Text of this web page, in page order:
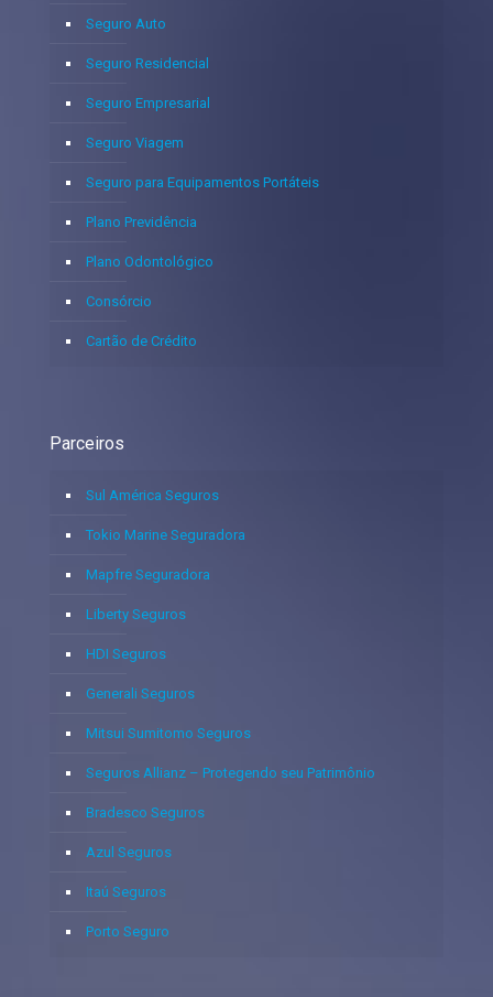
Seguro Auto
Seguro Residencial
Seguro Empresarial
Seguro Viagem
Seguro para Equipamentos Portáteis
Plano Previdência
Plano Odontológico
Consórcio
Cartão de Crédito
Parceiros
Sul América Seguros
Tokio Marine Seguradora
Mapfre Seguradora
Liberty Seguros
HDI Seguros
Generali Seguros
Mitsui Sumitomo Seguros
Seguros Allianz – Protegendo seu Patrimônio
Bradesco Seguros
Azul Seguros
Itaú Seguros
Porto Seguro